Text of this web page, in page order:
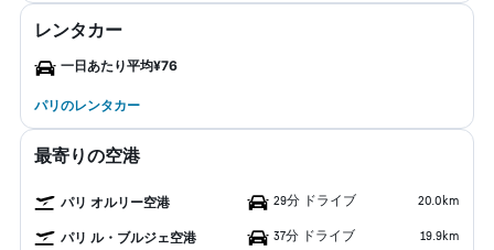
レンタカー
一日あたり平均¥76
パリのレンタカー
最寄りの空港
パリ オルリー空港 29分 ドライブ 20.0km
パリ ル・ブルジェ空港 37分 ドライブ 19.9km